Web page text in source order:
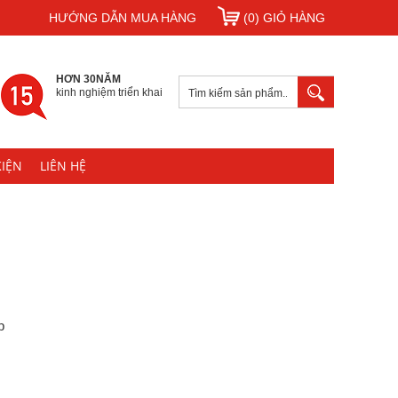
HƯỚNG DẪN MUA HÀNG (0) GIỎ HÀNG
HƠN 30NĂM
kinh nghiệm triển khai
LIÊN HỆ